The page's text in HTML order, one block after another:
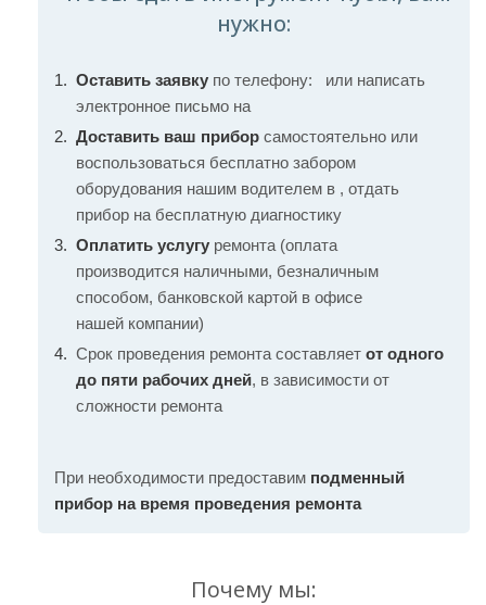
нужно:
Оставить заявку по телефону:
или написать
электронное письмо на
Доставить ваш прибор самостоятельно или
воспользоваться бесплатно забором
оборудования нашим водителем в , отдать
прибор на бесплатную диагностику
Оплатить услугу ремонта (оплата
производится наличными, безналичным
способом, банковской картой в офисе
нашей компании)
Срок проведения ремонта составляет от одного
до пяти рабочих дней, в зависимости от
сложности ремонта
При необходимости предоставим подменный
прибор на время проведения ремонта
Почему мы: